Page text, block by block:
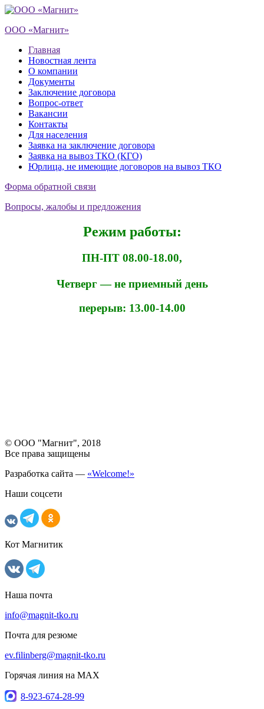
ООО «Магнит»
Главная
Новостная лента
О компании
Документы
Заключение договора
Вопрос-ответ
Вакансии
Контакты
Для населения
Заявка на заключение договора
Заявка на вывоз ТКО (КГО)
Юрлица, не имеющие договоров на вывоз ТКО
Форма обратной связи
Вопросы, жалобы и предложения
Режим работы:
ПН-ПТ 08.00-18.00,
Четверг — не приемный день
перерыв: 13.00-14.00
© ООО "Магнит", 2018
Все права защищены
Разработка сайта — «Welcome!»
Наши соцсети
Кот Магнитик
Наша почта
info@magnit-tko.ru
Почта для резюме
ev.filinberg@magnit-tko.ru
Горячая линия на MAX
8-923-674-28-99